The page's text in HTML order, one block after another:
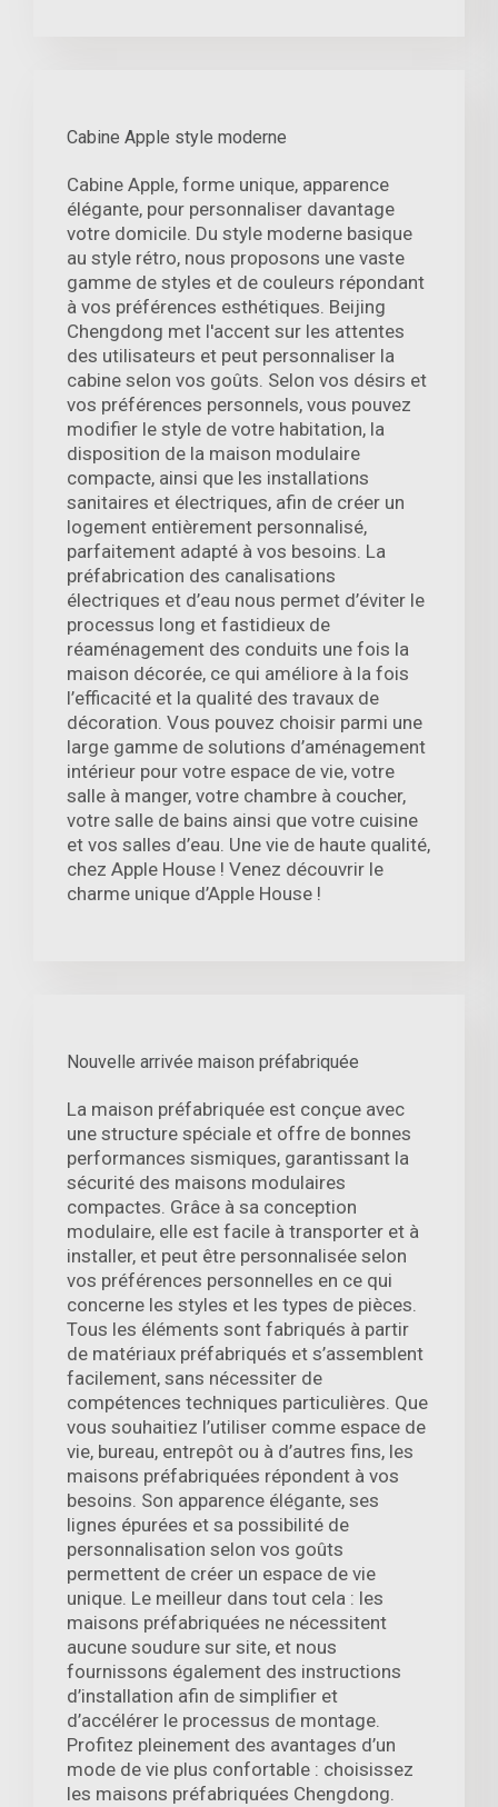
Cabine Apple style moderne
Cabine Apple, forme unique, apparence
élégante, pour personnaliser davantage
votre domicile. Du style moderne basique
au style rétro, nous proposons une vaste
gamme de styles et de couleurs répondant
à vos préférences esthétiques. Beijing
Chengdong met l'accent sur les attentes
des utilisateurs et peut personnaliser la
cabine selon vos goûts. Selon vos désirs et
vos préférences personnels, vous pouvez
modifier le style de votre habitation, la
disposition de la maison modulaire
compacte, ainsi que les installations
sanitaires et électriques, afin de créer un
logement entièrement personnalisé,
parfaitement adapté à vos besoins. La
préfabrication des canalisations
électriques et d’eau nous permet d’éviter le
processus long et fastidieux de
réaménagement des conduits une fois la
maison décorée, ce qui améliore à la fois
l’efficacité et la qualité des travaux de
décoration. Vous pouvez choisir parmi une
large gamme de solutions d’aménagement
intérieur pour votre espace de vie, votre
salle à manger, votre chambre à coucher,
votre salle de bains ainsi que votre cuisine
et vos salles d’eau. Une vie de haute qualité,
chez Apple House ! Venez découvrir le
charme unique d’Apple House !
Nouvelle arrivée maison préfabriquée
La maison préfabriquée est conçue avec
une structure spéciale et offre de bonnes
performances sismiques, garantissant la
sécurité des maisons modulaires
compactes. Grâce à sa conception
modulaire, elle est facile à transporter et à
installer, et peut être personnalisée selon
vos préférences personnelles en ce qui
concerne les styles et les types de pièces.
Tous les éléments sont fabriqués à partir
de matériaux préfabriqués et s’assemblent
facilement, sans nécessiter de
compétences techniques particulières. Que
vous souhaitiez l’utiliser comme espace de
vie, bureau, entrepôt ou à d’autres fins, les
maisons préfabriquées répondent à vos
besoins. Son apparence élégante, ses
lignes épurées et sa possibilité de
personnalisation selon vos goûts
permettent de créer un espace de vie
unique. Le meilleur dans tout cela : les
maisons préfabriquées ne nécessitent
aucune soudure sur site, et nous
fournissons également des instructions
d’installation afin de simplifier et
d’accélérer le processus de montage.
Profitez pleinement des avantages d’un
mode de vie plus confortable : choisissez
les maisons préfabriquées Chengdong.